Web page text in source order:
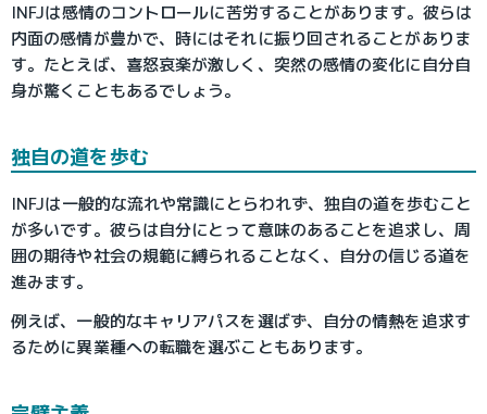
INFJは感情のコントロールに苦労することがあります。彼らは
内面の感情が豊かで、時にはそれに振り回されることがありま
す。たとえば、喜怒哀楽が激しく、突然の感情の変化に自分自
身が驚くこともあるでしょう。
独自の道を歩む
INFJは一般的な流れや常識にとらわれず、独自の道を歩むこと
が多いです。彼らは自分にとって意味のあることを追求し、周
囲の期待や社会の規範に縛られることなく、自分の信じる道を
進みます。
例えば、一般的なキャリアパスを選ばず、自分の情熱を追求す
るために異業種への転職を選ぶこともあります。